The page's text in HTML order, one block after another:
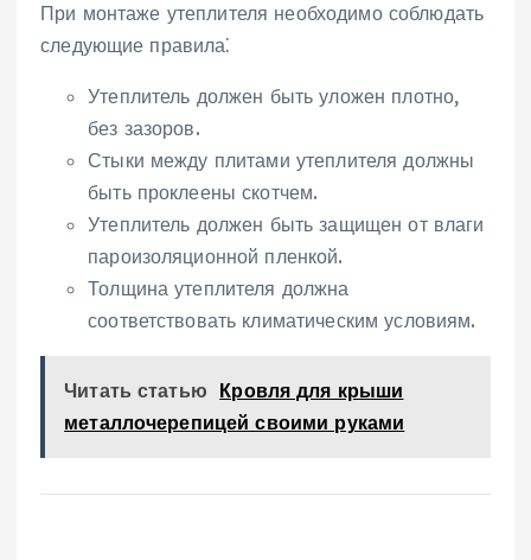
При монтаже утеплителя необходимо соблюдать
следующие правила⁚
Утеплитель должен быть уложен плотно,
без зазоров.
Стыки между плитами утеплителя должны
быть проклеены скотчем.
Утеплитель должен быть защищен от влаги
пароизоляционной пленкой.
Толщина утеплителя должна
соответствовать климатическим условиям.
Читать статью Кровля для крыши
металлочерепицей своими руками